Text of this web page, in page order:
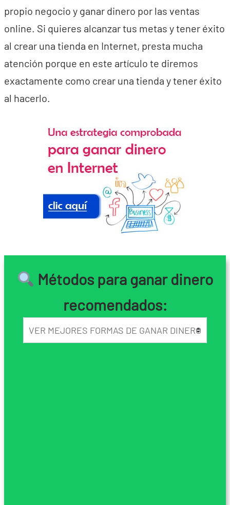
propio negocio y ganar dinero por las ventas
online. Si quieres alcanzar tus metas y tener éxito
al crear una tienda en Internet, presta mucha
atención porque en este artículo te diremos
exactamente como crear una tienda y tener éxito
al hacerlo.
Métodos para ganar dinero
recomendados: